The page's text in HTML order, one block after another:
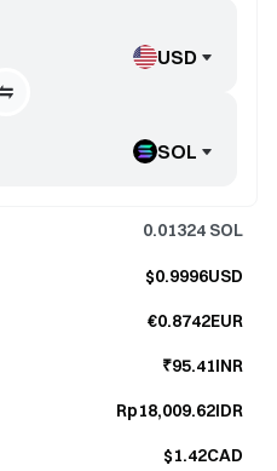
SOL
USD
0.01324 SOL
$0.9996USD
€0.8742EUR
₹95.41INR
Rp18,009.62IDR
$1.42CAD